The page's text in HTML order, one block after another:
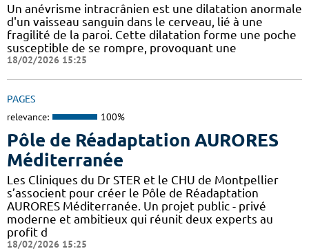
Un anévrisme intracrânien est une dilatation anormale
d'un vaisseau sanguin dans le cerveau, lié à une
fragilité de la paroi. Cette dilatation forme une poche
susceptible de se rompre, provoquant une
18/02/2026 15:25
PAGES
relevance: 100%
Pôle de Réadaptation AURORES
Méditerranée
Les Cliniques du Dr STER et le CHU de Montpellier
s’associent pour créer le Pôle de Réadaptation
AURORES Méditerranée. Un projet public - privé
moderne et ambitieux qui réunit deux experts au
profit d
18/02/2026 15:25